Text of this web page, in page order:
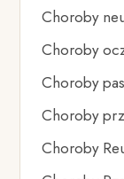
Choroby
Choroby
Choroby
Choroby
Choroby